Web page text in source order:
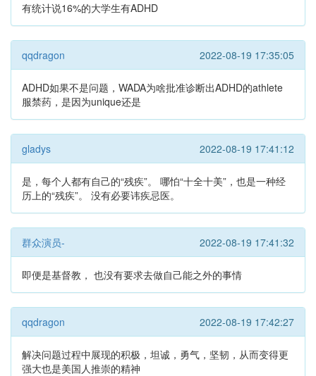
有统计说16%的大学生有ADHD
qqdragon 2022-08-19 17:35:05
ADHD如果不是问题，WADA为啥批准诊断出ADHD的athlete
服禁药，是因为unique还是
gladys 2022-08-19 17:41:12
是，每个人都有自己的“残疾”。 哪怕“十全十美”，也是一种经
历上的“残疾”。 没有必要讳疾忌医。
群众演员- 2022-08-19 17:41:32
即便是基督教， 也没有要求去做自己能之外的事情
qqdragon 2022-08-19 17:42:27
解决问题过程中展现的积极，坦诚，勇气，坚韧，从而变得更
强大也是美国人推崇的精神